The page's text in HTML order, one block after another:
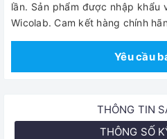
lần. Sản phẩm được nhập khẩu
Wicolab. Cam kết hàng chính
Yêu cầu
THÔNG TIN
THÔNG SỐ